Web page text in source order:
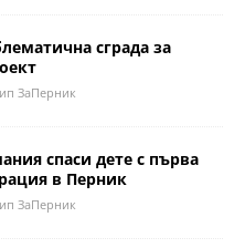
сграда за
ЗаПерник
спаси дете с първа
в Перник
ЗаПерник